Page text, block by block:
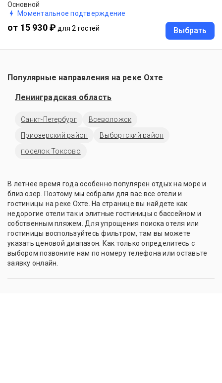
Основной
Моментальное подтверждение
от 15 930 ₽ для 2 гостей Выбрать
Популярные направления на реке Охте
Ленинградская область
Санкт-Петербург
Всеволожск
Приозерский район
Выборгский район
поселок Токсово
В летнее время года особенно популярен отдых на море и
близ озер. Поэтому мы собрали для вас все отели и
гостиницы на реке Охте. На странице вы найдете как
недорогие отели так и элитные гостиницы с бассейном и
собственным пляжем. Для упрощения поиска отеля или
гостиницы воспользуйтесь фильтром, там вы можете
указать ценовой диапазон. Как только определитесь с
выбором позвоните нам по номеру телефона или оставьте
заявку онлайн.